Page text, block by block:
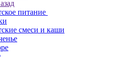
питание
смеси и каши